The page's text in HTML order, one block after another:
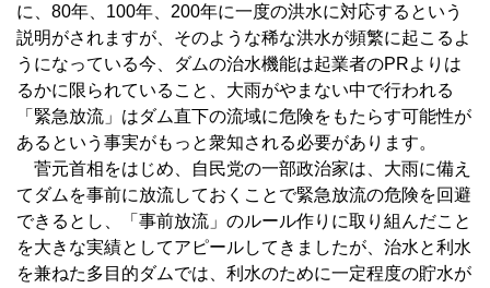
に、80年、100年、200年に一度の洪水に対応するという
説明がされますが、そのような稀な洪水が頻繁に起こるよ
うになっている今、ダムの治水機能は起業者のPRよりは
るかに限られていること、大雨がやまない中で行われる
「緊急放流」はダム直下の流域に危険をもたらす可能性が
あるという事実がもっと衆知される必要があります。
菅元首相をはじめ、自民党の一部政治家は、大雨に備え
てダムを事前に放流しておくことで緊急放流の危険を回避
できるとし、「事前放流」のルール作りに取り組んだこと
を大きな実績としてアピールしてきましたが、治水と利水
を兼ねた多目的ダムでは、利水のために一定程度の貯水が